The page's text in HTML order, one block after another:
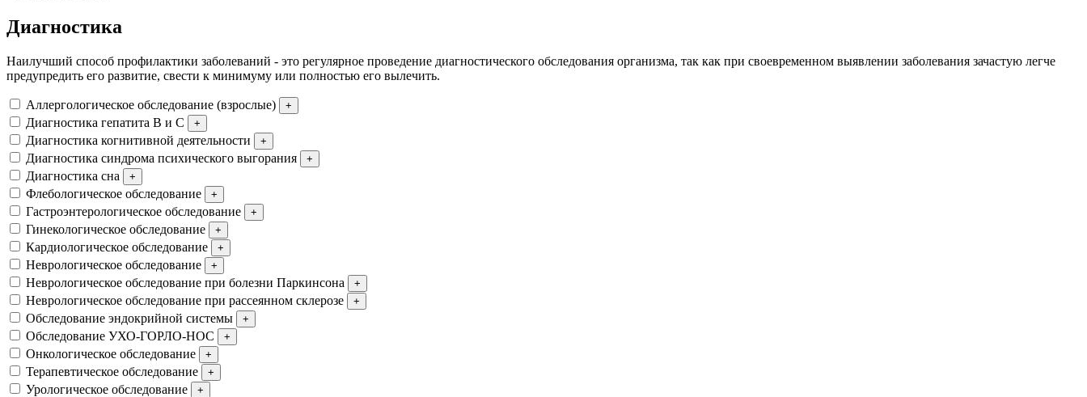
Диагностика
Наилучший способ профилактики заболеваний - это регулярное проведение диагностического обследования организма, так как при своевременном выявлении заболевания зачастую легче
предупредить его развитие, свести к минимуму или полностью его вылечить.
Аллергологическое обследование (взрослые) +
Диагностика гепатита B и C +
Диагностика когнитивной деятельности +
Диагностика синдрома психического выгорания +
Диагностика сна +
Флебологическое обследование +
Гастроэнтерологическое обследование +
Гинекологическое обследование +
Кардиологическое обследование +
Неврологическое обследование +
Неврологическое обследование при болезни Паркинсона +
Неврологическое обследование при рассеянном склерозе +
Обследование эндокрийной системы +
Обследование УХО-ГОРЛО-НОС +
Онкологическое обследование +
Терапевтическое обследование +
Урологическое обследование +